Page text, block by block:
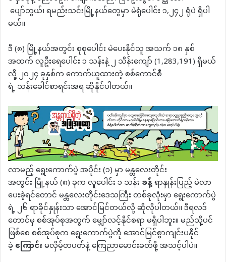
ပျော်ဘွယ်၊ ရမည်းသင်းမြို့နယ်တွေမှာ မဲရုံပေါင်း ၁,၂၄၂ ရုံပဲ ရှိပါ
မယ်။
ဒီ (၈) မြို့နယ်အတွင်း စုစုပေါင်း မဲပေးနိုင်သူ အသက် ၁၈ နှစ်
အထက် လူဦးရေပေါင်း ၁ သန်းနဲ့ ၂ သိန်းကျော် (1,283,191) ရှိမယ်
လို့ ၂၀၂၄ ခုနှစ်က ကောက်ယူထားတဲ့ စစ်ကောင်စီ
ရဲ့ သန်းခေါင်စာရင်းအရ ဆိုနိုင်ပါတယ်။
လာမည့် ရွေးကောက်ပွဲ အပိုင်း (၁) မှာ မန္တလေးတိုင်း
အတွင်း မြို့နယ် (၈) ခုက လူပေါင်း ၁ သန်းခန့်ရာနှုန်းပြည့် မဲလာ
ပေးခဲ့ရင်တောင် မန္တလေးတိုင်းဒေသကြီး တစ်ခုလုံးမှာ ရွေးကောက်ပွဲ
ရဲ့ ၂၆ ရာခိုင်နှုန်းသာ အောင်မြင်တယ်လို့ ဆိုလိုပါတယ်။ ဒီရလဒ်
တောင်မှ စစ်အုပ်စုအတွက် မျှော်လင့်နိုင်စရာ မရှိပါဘူး။ မည်သို့ပင်
ဖြစ်စေ စစ်အုပ်စုက ရွေးကောက်ပွဲကို အောင်မြင်စွာကျင်းပနိုင်
ခဲ့ကြောင်းမလှိမ့်တပတ်နဲ့ ကြေညာမောင်းခတ်ဖို့ အသင့်ပါပဲ။